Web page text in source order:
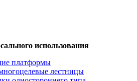
использования
платформы
лестницы